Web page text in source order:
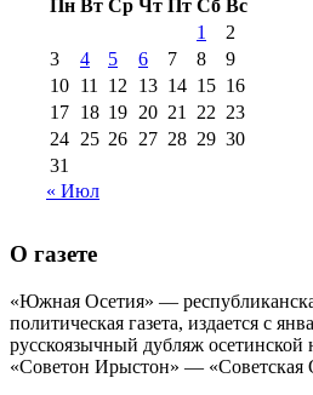
августа 2012 г(11)
августа 2013 г
(12)
Пн Вт Ср Чт Пт Сб Вс
1
2
3
4 5 6 7 8
9
10 11 12 13 14 15 16
17 18 19 20 21 22 23
24 25 26 27 28 29 30
31
« Июл
О газете
«Южная Осетия» —
политическая газета, издается с
русскоязычный дубляж осетинской
«Советон Ирыстон» — «Советская